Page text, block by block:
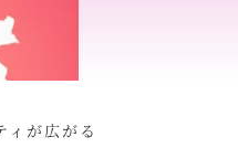
ィが広がる